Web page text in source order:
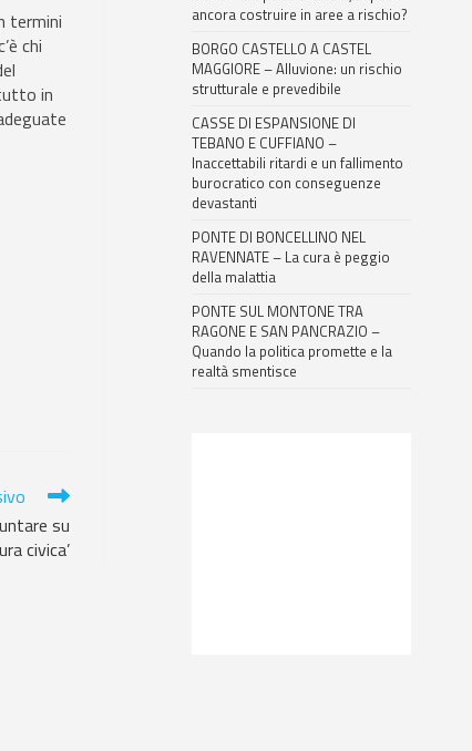
termini
chi
in
su
civica’
ancora costruire in aree a rischio?
BORGO CASTELLO A CASTEL
MAGGIORE – Alluvione: un rischio
strutturale e prevedibile
CASSE DI ESPANSIONE DI
TEBANO E CUFFIANO –
Inaccettabili ritardi e un fallimento
burocratico con conseguenze
devastanti
PONTE DI BONCELLINO NEL
RAVENNATE – La cura è peggio
della malattia
PONTE SUL MONTONE TRA
RAGONE E SAN PANCRAZIO –
Quando la politica promette e la
realtà smentisce